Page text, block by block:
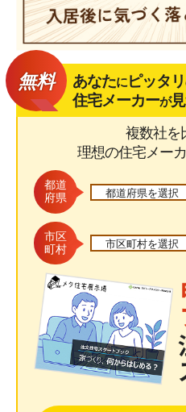
無料 あなたにピッタリ
住宅メーカーが
複数社を
理想の住宅メー
都道
府県
市区
町村